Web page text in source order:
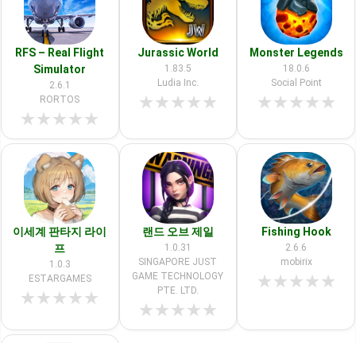
RFS – Real Flight
Simulator
2.6.1
RORTOS
★★★★★
Jurassic World
1.83.5
Ludia Inc.
★★★★★
Monster Legends
18.0.6
Social Point
★★★★★
이세계 판타지 라이
프
1.0.3
ESTARGAMES
★★★★★
랜드 오브 제일
1.0.31
SINGAPORE JUST
GAME TECHNOLOGY
PTE. LTD.
★★★★★
Fishing Hook
2.6.6
mobirix
★★★★★